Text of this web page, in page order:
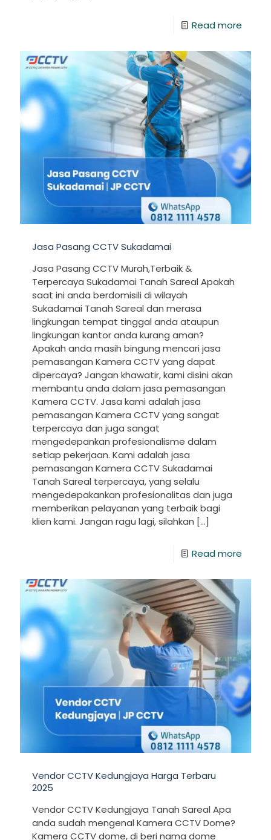
Read more
Jasa Pasang CCTV Sukadamai
Jasa Pasang CCTV Murah,Terbaik &
Terpercaya Sukadamai Tanah Sareal Apakah
saat ini anda berdomisili di wilayah
Sukadamai Tanah Sareal dan merasa
lingkungan tempat tinggal anda ataupun
lingkungan kantor anda kurang aman?
Apakah anda masih bingung mencari jasa
pemasangan Kamera CCTV yang dapat
dipercaya? Jangan khawatir, kami disini akan
membantu anda dalam jasa pemasangan
Kamera CCTV. Jasa kami adalah jasa
pemasangan Kamera CCTV yang sangat
terpercaya dan juga sangat
mengedepankan profesionalisme dalam
setiap pekerjaan. Kami adalah jasa
pemasangan Kamera CCTV Sukadamai
Tanah Sareal terpercaya, yang selalu
mengedepakankan profesionalitas dan juga
memberikan pelayanan yang terbaik bagi
klien kami. Jangan ragu lagi, silahkan […]
Read more
Vendor CCTV Kedungjaya Harga Terbaru
2025
Vendor CCTV Kedungjaya Tanah Sareal Apa
anda sudah mengenal Kamera CCTV Dome?
Kamera CCTV dome, di beri nama dome